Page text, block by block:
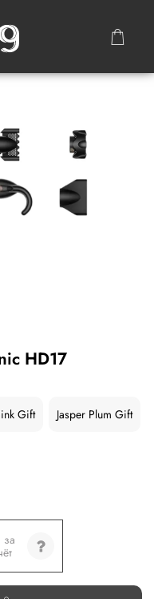
HD17
Gift Jasper Plum Gift